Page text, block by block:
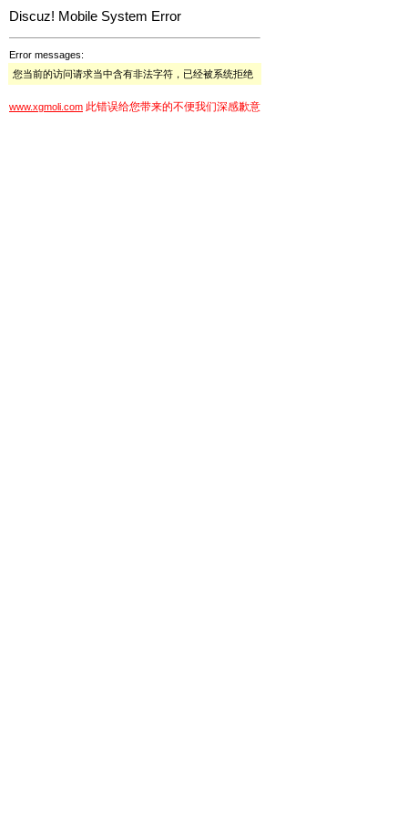
Discuz! Mobile System Error
Error messages:
您当前的访问请求当中含有非法字符，已经被系统拒绝
www.xgmoli.com 此错误给您带来的不便我们深感歉意